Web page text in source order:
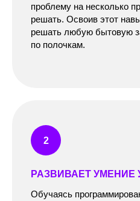
проблему на несколько
решать. Освоив этот
решать любую бытовую
по полочкам.
РАЗВИВАЕТ УМЕНИЕ
Обучаясь